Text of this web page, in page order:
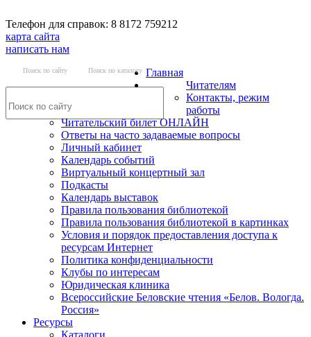
Телефон для справок: 8 8172 759212
карта сайта
написать нам
Поиск по сайту Поиск по каталогу Главная
Читателям
Контакты, режим
работы
Читательский билет ОНЛАЙН
Ответы на часто задаваемые вопросы
Личный кабинет
Календарь событий
Виртуальный концертный зал
Подкасты
Календарь выставок
Правила пользования библиотекой
Правила пользования библиотекой в картинках
Условия и порядок предоставления доступа к
ресурсам Интернет
Политика конфиденциальности
Клубы по интересам
Юридическая клиника
Всероссийские Беловские чтения «Белов. Вологда.
Россия»
Ресурсы
Каталоги